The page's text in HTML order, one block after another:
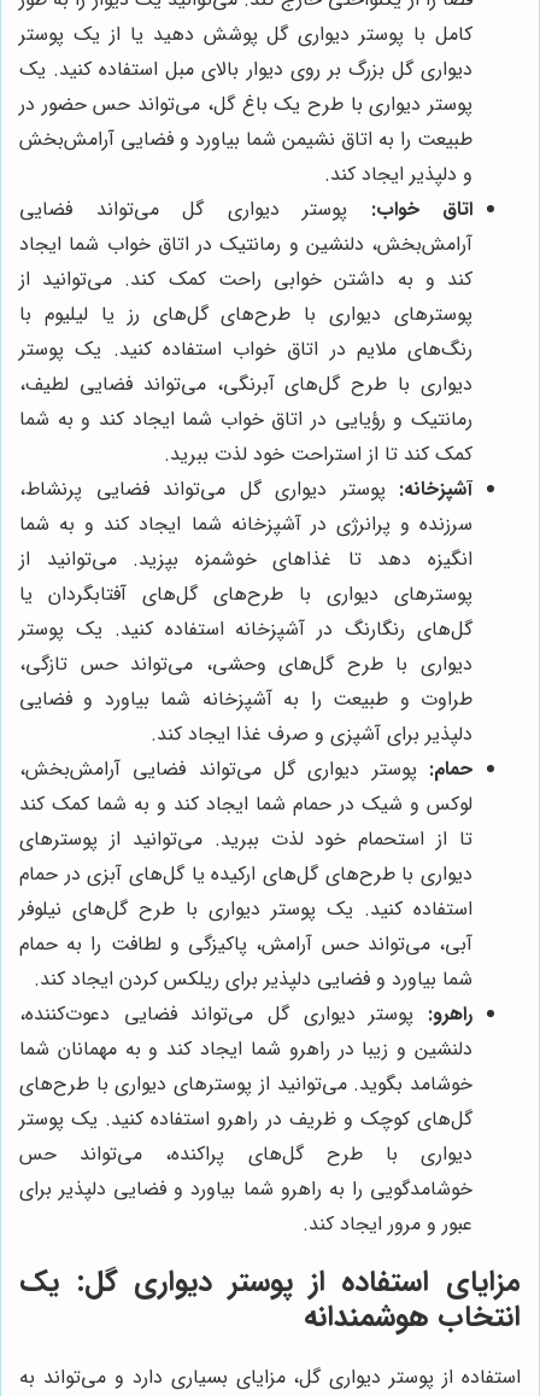
کامل با پوستر دیواری گل پوشش دهید یا از یک پوستر
دیواری گل بزرگ بر روی دیوار بالای مبل استفاده کنید. یک
پوستر دیواری با طرح یک باغ گل، می‌تواند حس حضور در
طبیعت را به اتاق نشیمن شما بیاورد و فضایی آرامش‌بخش
و دلپذیر ایجاد کند.
اتاق خواب: پوستر دیواری گل می‌تواند فضایی
آرامش‌بخش، دلنشین و رمانتیک در اتاق خواب شما ایجاد
کند و به داشتن خوابی راحت کمک کند. می‌توانید از
پوسترهای دیواری با طرح‌های گل‌های رز یا لیلیوم با
رنگ‌های ملایم در اتاق خواب استفاده کنید. یک پوستر
دیواری با طرح گل‌های آبرنگی، می‌تواند فضایی لطیف،
رمانتیک و رؤیایی در اتاق خواب شما ایجاد کند و به شما
کمک کند تا از استراحت خود لذت ببرید.
آشپزخانه: پوستر دیواری گل می‌تواند فضایی پرنشاط،
سرزنده و پرانرژی در آشپزخانه شما ایجاد کند و به شما
انگیزه دهد تا غذاهای خوشمزه بپزید. می‌توانید از
پوسترهای دیواری با طرح‌های گل‌های آفتابگردان یا
گل‌های رنگارنگ در آشپزخانه استفاده کنید. یک پوستر
دیواری با طرح گل‌های وحشی، می‌تواند حس تازگی،
طراوت و طبیعت را به آشپزخانه شما بیاورد و فضایی
دلپذیر برای آشپزی و صرف غذا ایجاد کند.
حمام: پوستر دیواری گل می‌تواند فضایی آرامش‌بخش،
لوکس و شیک در حمام شما ایجاد کند و به شما کمک کند
تا از استحمام خود لذت ببرید. می‌توانید از پوسترهای
دیواری با طرح‌های گل‌های ارکیده یا گل‌های آبزی در حمام
استفاده کنید. یک پوستر دیواری با طرح گل‌های نیلوفر
آبی، می‌تواند حس آرامش، پاکیزگی و لطافت را به حمام
شما بیاورد و فضایی دلپذیر برای ریلکس کردن ایجاد کند.
راهرو: پوستر دیواری گل می‌تواند فضایی دعوت‌کننده،
دلنشین و زیبا در راهرو شما ایجاد کند و به مهمانان شما
خوشامد بگوید. می‌توانید از پوسترهای دیواری با طرح‌های
گل‌های کوچک و ظریف در راهرو استفاده کنید. یک پوستر
دیواری با طرح گل‌های پراکنده، می‌تواند حس
خوشامدگویی را به راهرو شما بیاورد و فضایی دلپذیر برای
عبور و مرور ایجاد کند.
مزایای استفاده از پوستر دیواری گل: یک
انتخاب هوشمندانه
استفاده از پوستر دیواری گل، مزایای بسیاری دارد و می‌تواند به